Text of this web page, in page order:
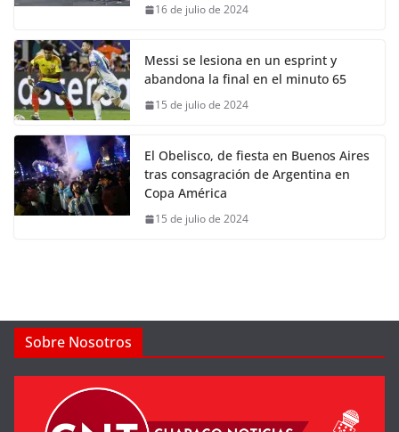
16 de julio de 2024
Messi se lesiona en un esprint y
abandona la final en el minuto 65
15 de julio de 2024
El Obelisco, de fiesta en Buenos Aires
tras consagración de Argentina en
Copa América
15 de julio de 2024
Sobre Nosotros